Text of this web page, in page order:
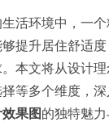
活环境中，一
提升居住舒适
本文将从设计
等多个维度，
果图的独特魅力